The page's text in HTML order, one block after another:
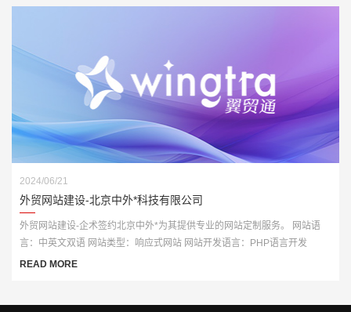
2024/06/21
外贸网站建设-北京中外*科技有限公司
外贸网站建设-企术签约北京中外*为其提供专业的网站定制服务。 网站语
言：中英文双语 网站类型：响应式网站 网站开发语言：PHP语言开发
READ MORE